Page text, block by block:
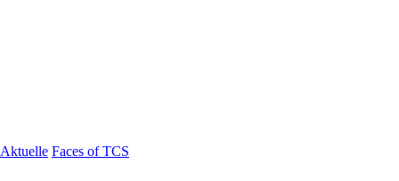
Aktuelle Faces of TCS